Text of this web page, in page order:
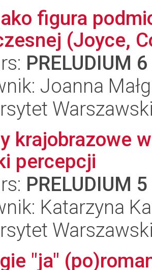
figura
(Joyce,
PRELUDIUM 6
Joanna
krajobrazowe
percepcji
PRELUDIUM 5
Katarzyna
"ja"